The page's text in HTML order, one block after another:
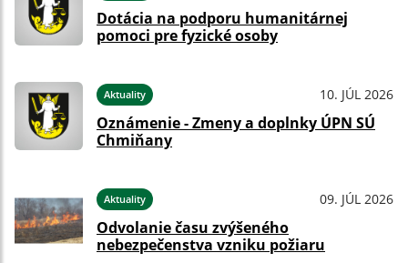
Dotácia na podporu humanitárnej
pomoci pre fyzické osoby
Aktuality 10. JÚL 2026
Oznámenie - Zmeny a doplnky ÚPN SÚ
Chmiňany
Aktuality 09. JÚL 2026
Odvolanie času zvýšeného
nebezpečenstva vzniku požiaru